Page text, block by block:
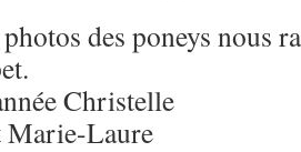
des poneys nous
Christelle
Marie-Laure